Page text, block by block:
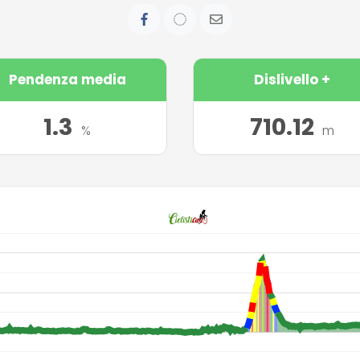
Pendenza media
1.3 %
Dislivello +
710.12 m